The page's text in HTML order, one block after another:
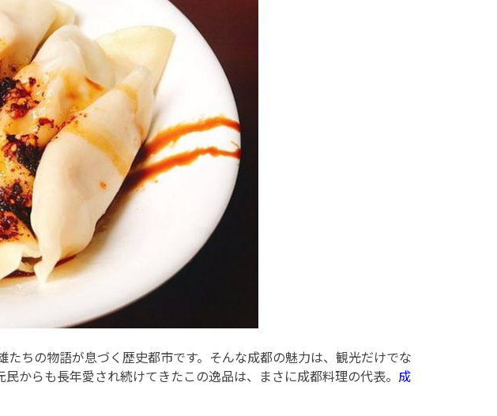
たちの物語が息づく歴史都市です。そんな成都の魅力は、観光だけでな
からも長年愛され続けてきたこの逸品は、まさに成都料理の代表。 成